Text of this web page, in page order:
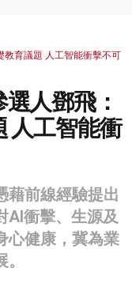
教育議題 人工智能衝擊不可
人鄧飛：
人工智能衝
藉前線經驗提出
AI衝擊、生源及
心健康，冀為業